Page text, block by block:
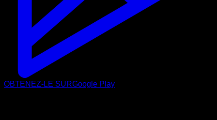
OBTENEZ-LE SURGoogle Play